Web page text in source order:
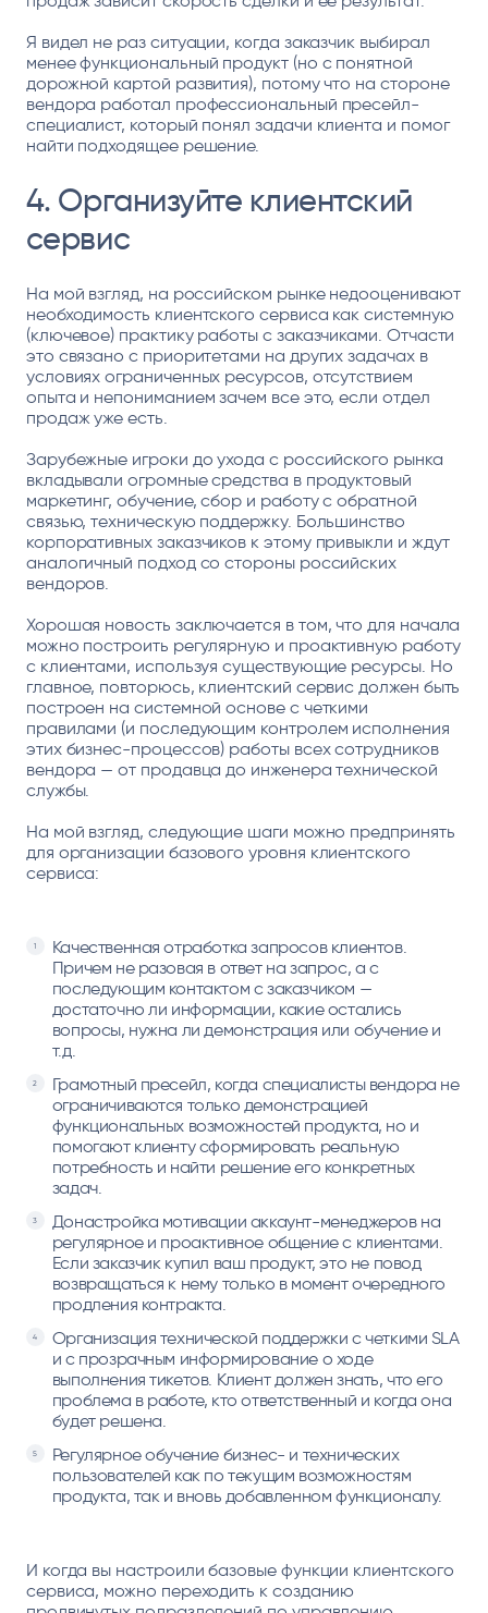
Я видел не раз ситуации, когда заказчик выбирал
менее функциональный продукт (но с понятной
дорожной картой развития), потому что на стороне
вендора работал профессиональный пресейл-
специалист, который понял задачи клиента и помог
найти подходящее решение.
4. Организуйте клиентский
сервис
На мой взгляд, на российском рынке недооценивают
необходимость клиентского сервиса как системную
(ключевое) практику работы с заказчиками. Отчасти
это связано с приоритетами на других задачах в
условиях ограниченных ресурсов, отсутствием
опыта и непониманием зачем все это, если отдел
продаж уже есть.
Зарубежные игроки до ухода с российского рынка
вкладывали огромные средства в продуктовый
маркетинг, обучение, сбор и работу с обратной
связью, техническую поддержку. Большинство
корпоративных заказчиков к этому привыкли и ждут
аналогичный подход со стороны российских
вендоров.
Хорошая новость заключается в том, что для начала
можно построить регулярную и проактивную работу
с клиентами, используя существующие ресурсы. Но
главное, повторюсь, клиентский сервис должен быть
построен на системной основе с четкими
правилами (и последующим контролем исполнения
этих бизнес-процессов) работы всех сотрудников
вендора — от продавца до инженера технической
службы.
На мой взгляд, следующие шаги можно предпринять
для организации базового уровня клиентского
сервиса:
Качественная отработка запросов клиентов.
Причем не разовая в ответ на запрос, а с
последующим контактом с заказчиком —
достаточно ли информации, какие остались
вопросы, нужна ли демонстрация или обучение и
т.д.
Грамотный пресейл, когда специалисты вендора не
ограничиваются только демонстрацией
функциональных возможностей продукта, но и
помогают клиенту сформировать реальную
потребность и найти решение его конкретных
задач.
Донастройка мотивации аккаунт-менеджеров на
регулярное и проактивное общение с клиентами.
Если заказчик купил ваш продукт, это не повод
возвращаться к нему только в момент очередного
продления контракта.
Организация технической поддержки с четкими SLA
и с прозрачным информирование о ходе
выполнения тикетов. Клиент должен знать, что его
проблема в работе, кто ответственный и когда она
будет решена.
Регулярное обучение бизнес- и технических
пользователей как по текущим возможностям
продукта, так и вновь добавленном функционалу.
И когда вы настроили базовые функции клиентского
сервиса, можно переходить к созданию